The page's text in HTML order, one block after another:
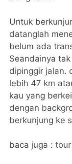
Untuk
datanglah
belum ada
Seandainya
dipinggir jalan.
lebih 47 km
kau yang
dengan
berkunjung ke
baca juga :